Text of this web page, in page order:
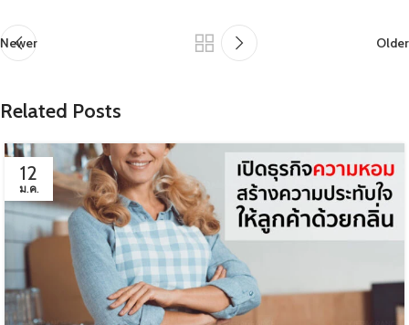
Newer Older
Related Posts
12
ม.ค.